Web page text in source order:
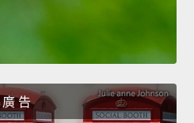
廣 告